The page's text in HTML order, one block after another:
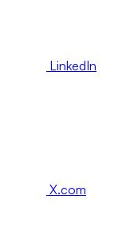
LinkedIn
X.com